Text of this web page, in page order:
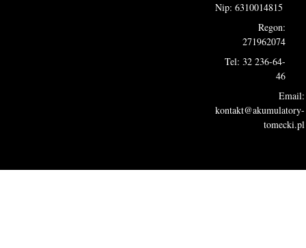
Nip: 6310014815
Regon:
271962074
Tel: 32 236-64-
46
Email:
kontakt@akumulatory-
tomecki.pl